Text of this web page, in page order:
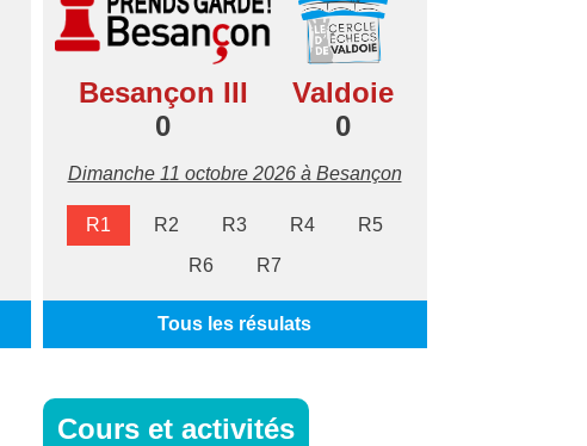
Besançon III
Valdoie
0
0
Dimanche 11 octobre 2026 à Besançon
R1 R2 R3 R4
R5
R6
R7
Tous les résulats
Cours et activités